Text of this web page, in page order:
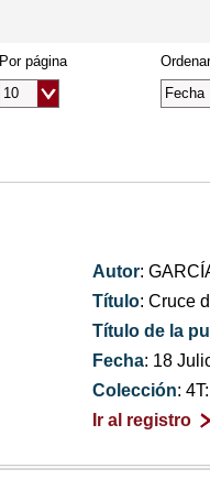
Por página
Autor:
Título: Cruce
Título de la
Fecha: 18
Colección:
Ir al registro